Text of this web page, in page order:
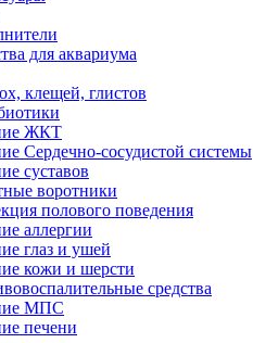
для аквариума
клещей, глистов
ЖКТ
Сердечно-сосудистой системы
суставов
воротники
полового поведения
аллергии
глаз и ушей
кожи и шерсти
средства
МПС
печени